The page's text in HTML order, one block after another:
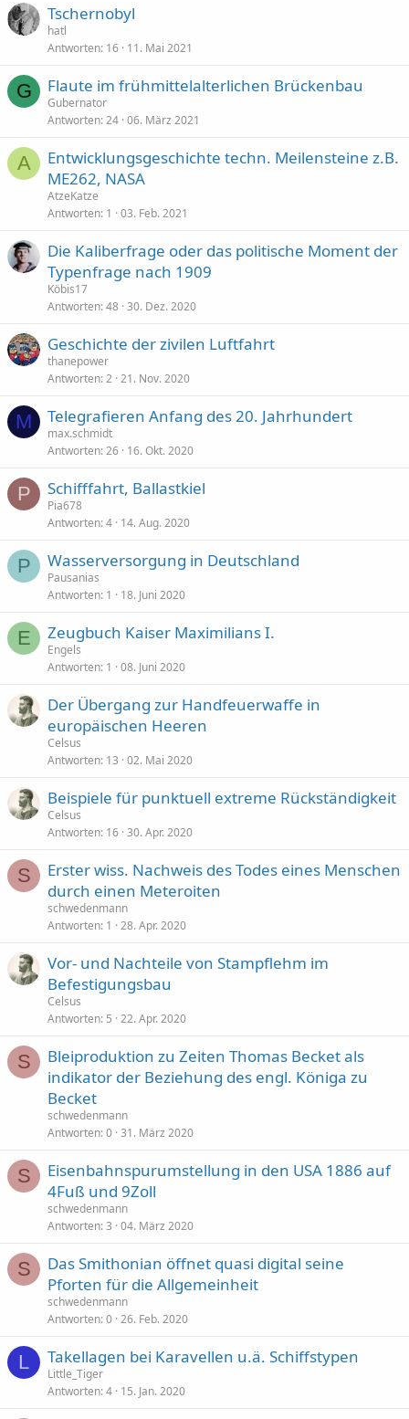
Tschernobyl
hatl
Antworten 16 11. Mai 2021
G Flaute im frühmittelalterlichen Brückenbau
Gubernator
Antworten 24 06. März 2021
A
Entwicklungsgeschichte techn. Meilensteine z.B.
ME262, NASA
AtzeKatze
Antworten 1 03. Feb. 2021
Die Kaliberfrage oder das politische Moment der
Typenfrage nach 1909
Köbis17
Antworten 48 30. Dez. 2020
Geschichte der zivilen Luftfahrt
thanepower
Antworten 2 21. Nov. 2020
M Telegrafieren Anfang des 20. Jahrhundert
max.schmidt
Antworten 26 16. Okt. 2020
P Schifffahrt, Ballastkiel
Pia678
Antworten 4 14. Aug. 2020
P Wasserversorgung in Deutschland
Pausanias
Antworten 1 18. Juni 2020
E Zeugbuch Kaiser Maximilians I.
Engels
Antworten 1 08. Juni 2020
Der Übergang zur Handfeuerwaffe in
europäischen Heeren
Celsus
Antworten 13 02. Mai 2020
Beispiele für punktuell extreme Rückständigkeit
Celsus
Antworten 16 30. Apr. 2020
S
Erster wiss. Nachweis des Todes eines Menschen
durch einen Meteroiten
schwedenmann
Antworten 1 28. Apr. 2020
Vor- und Nachteile von Stampflehm im
Befestigungsbau
Celsus
Antworten 5 22. Apr. 2020
S
Bleiproduktion zu Zeiten Thomas Becket als
indikator der Beziehung des engl. Königa zu
Becket
schwedenmann
Antworten 0 31. März 2020
S
Eisenbahnspurumstellung in den USA 1886 auf
4Fuß und 9Zoll
schwedenmann
Antworten 3 04. März 2020
S
Das Smithonian öffnet quasi digital seine
Pforten für die Allgemeinheit
schwedenmann
Antworten 0 26. Feb. 2020
L Takellagen bei Karavellen u.ä. Schiffstypen
Little_Tiger
Antworten 4 15. Jan. 2020